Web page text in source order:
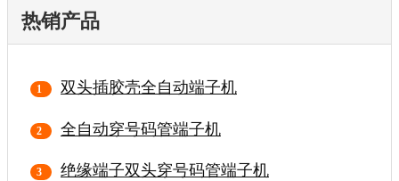
热销产品
双头插胶壳全自动端子机
全自动穿号码管端子机
绝缘端子双头穿号码管端子机